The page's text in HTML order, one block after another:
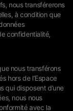
nous transférerons
à condition que
confidentialité,
nous transférons
hors de l’Espace
qui disposent d’une
nous nous
avec la